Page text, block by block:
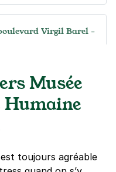
Virgil Barel -
Musée
Humaine
toujours agréable